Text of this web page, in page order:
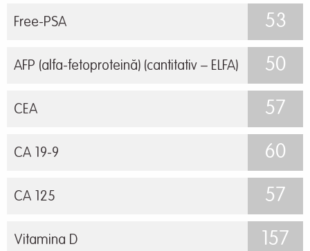
Free-PSA 53
AFP (alfa-fetoproteină) (cantitativ – ELFA) 50
CEA 57
CA 19-9 60
CA 125 57
Vitamina D 157